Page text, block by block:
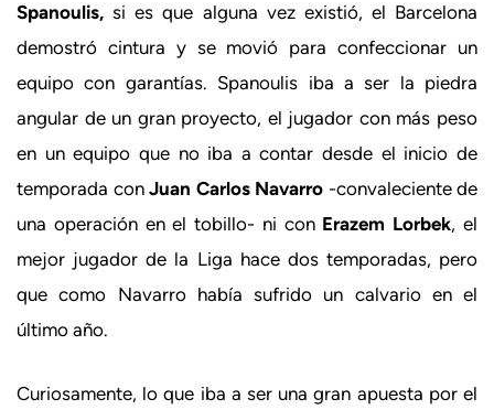
Spanoulis, si es que alguna vez existió, el Barcelona
demostró cintura y se movió para confeccionar un
equipo con garantías. Spanoulis iba a ser la piedra
angular de un gran proyecto, el jugador con más peso
en un equipo que no iba a contar desde el inicio de
temporada con Juan Carlos Navarro -convaleciente de
una operación en el tobillo- ni con Erazem Lorbek, el
mejor jugador de la Liga hace dos temporadas, pero
que como Navarro había sufrido un calvario en el
último año.
Curiosamente, lo que iba a ser una gran apuesta por el